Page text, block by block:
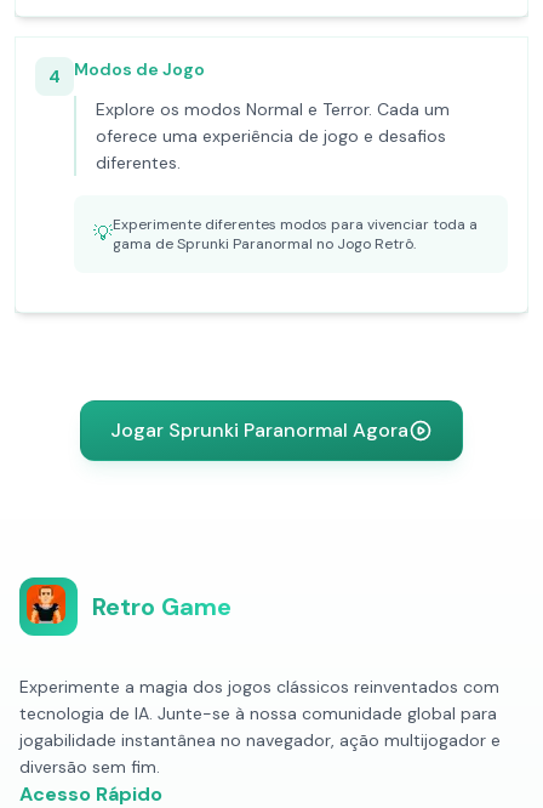
4
Modos de Jogo
Explore os modos Normal e Terror. Cada um
oferece uma experiência de jogo e desafios
diferentes.
💡Experimente diferentes modos para vivenciar toda a
gama de Sprunki Paranormal no Jogo Retrô.
Jogar Sprunki Paranormal Agora
Retro Game
Experimente a magia dos jogos clássicos reinventados com
tecnologia de IA. Junte-se à nossa comunidade global para
jogabilidade instantânea no navegador, ação multijogador e
diversão sem fim.
Acesso Rápido